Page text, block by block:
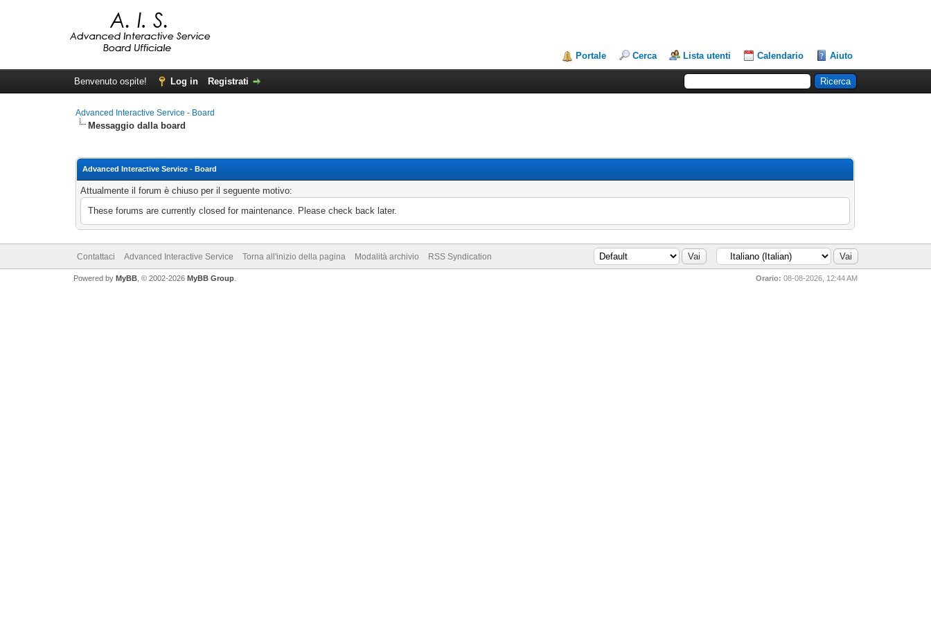
Portale Cerca Lista utenti Calendario Aiuto
Benvenuto ospite! Log in Registrati
Advanced Interactive Service - Board
Messaggio dalla board
Advanced Interactive Service - Board
Attualmente il forum è chiuso per il seguente motivo:
These forums are currently closed for maintenance. Please check back later.
Contattaci Advanced Interactive Service Torna all'inizio della pagina Modalità archivio RSS Syndication
Orario: 08-08-2026, 12:44 AM
Powered by MyBB, © 2002-2026 MyBB Group.